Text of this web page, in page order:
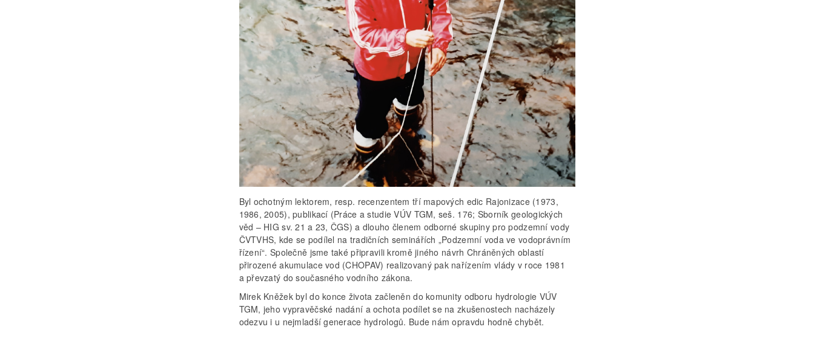
Byl ochotným lektorem, resp. recenzentem tří mapových edic Rajonizace (1973,
1986, 2005), publikací (Práce a studie VÚV TGM, seš. 176; Sborník geologických
věd – HIG sv. 21 a 23, ČGS) a dlouho členem odborné skupiny pro podzemní vody
ČVTVHS, kde se podílel na tradičních seminářích „Podzemní voda ve vodoprávním
řízení“. Společně jsme také připravili kromě jiného návrh Chráněných oblastí
přirozené akumulace vod (CHOPAV) realizovaný pak nařízením vlády v roce 1981
a převzatý do současného vodního zákona.
Mirek Kněžek byl do konce života začleněn do komunity odboru hydrologie VÚV
TGM, jeho vypravěčské nadání a ochota podílet se na zkušenostech nacházely
odezvu i u nejmladší generace hydrologů. Bude nám opravdu hodně chybět.